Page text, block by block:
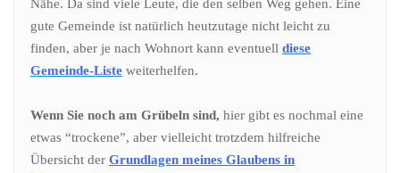
Nähe. Da sind viele Leute, die den selben Weg gehen. Eine
gute Gemeinde ist natürlich heutzutage nicht leicht zu
finden, aber je nach Wohnort kann eventuell diese
Gemeinde-Liste weiterhelfen.
Wenn Sie noch am Grübeln sind, hier gibt es nochmal eine
etwas “trockene”, aber vielleicht trotzdem hilfreiche
Übersicht der Grundlagen meines Glaubens in